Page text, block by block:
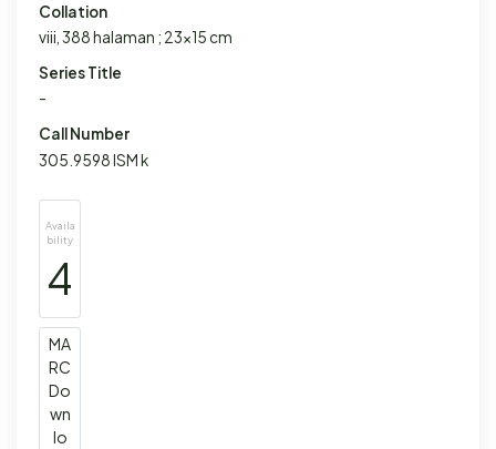
Collation
viii, 388 halaman ; 23x15 cm
Series Title
-
Call Number
305.9598 ISM k
Availa
bility
4
MA
RC
Do
wn
lo